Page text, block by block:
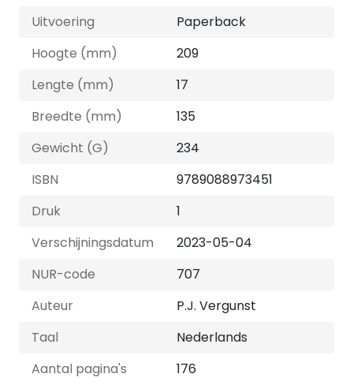
Uitvoering
Paperback
Hoogte (mm)
209
Lengte (mm)
17
Breedte (mm)
135
Gewicht (G)
234
ISBN
9789088973451
Druk
1
Verschijningsdatum
2023-05-04
NUR-code
707
Auteur
P.J. Vergunst
Taal
Nederlands
Aantal pagina's
176